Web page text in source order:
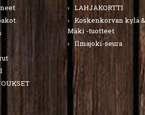
LAHJAKORTTI
Koskenkorvan kylä
Mäki -tuotteet
Ilmajoki-seura